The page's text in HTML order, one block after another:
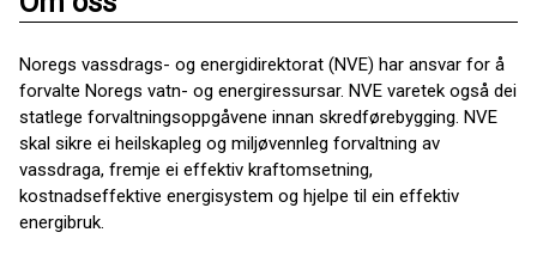
Noregs vassdrags- og energidirektorat (NVE) har ansvar for å
forvalte Noregs vatn- og energiressursar. NVE varetek også dei
statlege forvaltningsoppgåvene innan skredførebygging. NVE
skal sikre ei heilskapleg og miljøvennleg forvaltning av
vassdraga, fremje ei effektiv kraftomsetning,
kostnadseffektive energisystem og hjelpe til ein effektiv
energibruk.